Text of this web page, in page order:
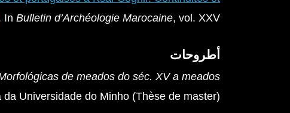
In Bulletin d’Archéologie Marocaine, vol. XXV
أطروحات
de meados do séc. XV a meados
Universidade do Minho (Thèse de master).